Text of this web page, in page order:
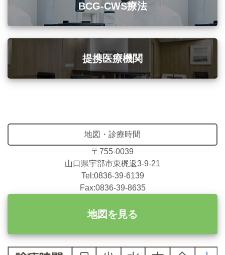
BCG-CWS療法
提携医療機関
地図・診療時間
〒755-0039
山口県宇部市東梶返3-9-21
Tel:0836-39-6139
Fax:0836-39-8635
地図を見る